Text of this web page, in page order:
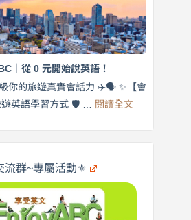
$3,200，
出
國
在
｜
英
商
×
享
口
說
｜從 0 元開始說英語！
你的旅遊真實會話力 ✈️🗣️ ✨【會
遊英語學習方式 🛡️ … 閱讀全文:
商
劍
｜
流群~專屬活動⚜️